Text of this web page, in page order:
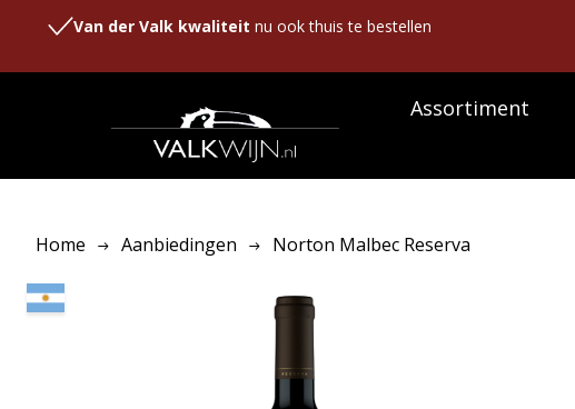
Van der Valk kwaliteit nu ook thuis te bestellen
Assortiment
Home Aanbiedingen Norton Malbec Reserva